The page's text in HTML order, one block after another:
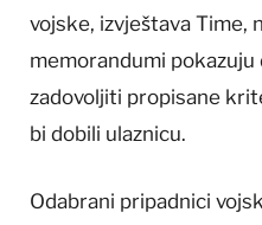
vojske, izvještava Time,
memorandumi pokazuju
zadovoljiti propisane
bi dobili ulaznicu.
Odabrani pripadnici